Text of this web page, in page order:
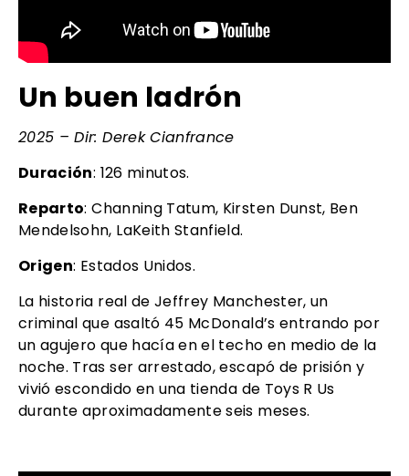
Un buen ladrón
2025 – Dir: Derek Cianfrance
Duración: 126 minutos.
Reparto: Channing Tatum, Kirsten Dunst, Ben
Mendelsohn, LaKeith Stanfield.
Origen: Estados Unidos.
La historia real de Jeffrey Manchester, un
criminal que asaltó 45 McDonald’s entrando por
un agujero que hacía en el techo en medio de la
noche. Tras ser arrestado, escapó de prisión y
vivió escondido en una tienda de Toys R Us
durante aproximadamente seis meses.